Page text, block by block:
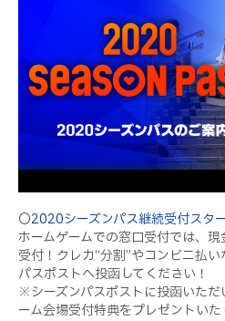
〇2020シーズンパス継続受付スタ
ホームゲームでの窓口受付では、現
受付！クレカ“分割”やコンビニ払
パスポストへ投函してください！
※シーズンパスポストに投函いた
ーム会場受付特典をプレゼントいた